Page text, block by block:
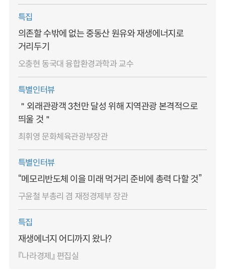
특집
의존할 수밖에 없는 중동산 원유와 재생에너지로
거리두기
오충현 동국대 융합환경과학과 교수
특별인터뷰
＂외래관광객 3천만 달성 위해 지역관광 본격적으로
띄울 것＂
최휘영 문화체육관광부장관
특별인터뷰
“메모리반도체 이을 미래 먹거리 준비에 총력 다할 것”
구윤철 부총리 겸 재정경제부 장관
특집
재생에너지 어디까지 왔나?
『나라경제』 편집실